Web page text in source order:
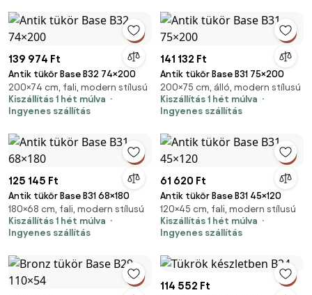
139 974 Ft
Antik tükör Base B32 74×200
200×74 cm, fali, modern stílusú
Kiszállítás 1 hét múlva
Ingyenes szállítás
141 132 Ft
Antik tükör Base B31 75×200
200×75 cm, álló, modern stílusú
Kiszállítás 1 hét múlva
Ingyenes szállítás
125 145 Ft
Antik tükör Base B31 68×180
180×68 cm, fali, modern stílusú
Kiszállítás 1 hét múlva
Ingyenes szállítás
61 620 Ft
Antik tükör Base B31 45×120
120×45 cm, fali, modern stílusú
Kiszállítás 1 hét múlva
Ingyenes szállítás
114 552 Ft